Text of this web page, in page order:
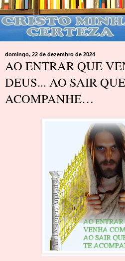
domingo, 22 de dezembro de 2024
AO ENTRAR QUE
DEUS... AO SAIR
ACOMPANHE…